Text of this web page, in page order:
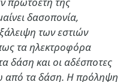
δασοπονία,
των εστιών
τα ηλεκτροφόρα
δάση και οι αδέσποτες
από τα δάση. Η πρόληψη